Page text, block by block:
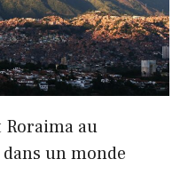
au
un monde